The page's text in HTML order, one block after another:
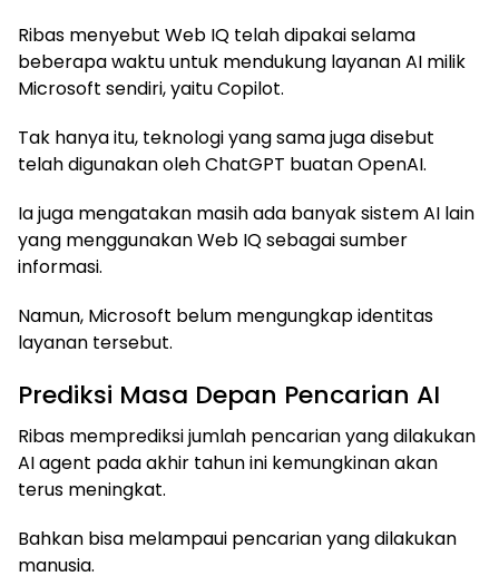
Ribas menyebut Web IQ telah dipakai selama
beberapa waktu untuk mendukung layanan AI milik
Microsoft sendiri, yaitu Copilot.
Tak hanya itu, teknologi yang sama juga disebut
telah digunakan oleh ChatGPT buatan OpenAI.
Ia juga mengatakan masih ada banyak sistem AI lain
yang menggunakan Web IQ sebagai sumber
informasi.
Namun, Microsoft belum mengungkap identitas
layanan tersebut.
Prediksi Masa Depan Pencarian AI
Ribas memprediksi jumlah pencarian yang dilakukan
AI agent pada akhir tahun ini kemungkinan akan
terus meningkat.
Bahkan bisa melampaui pencarian yang dilakukan
manusia.